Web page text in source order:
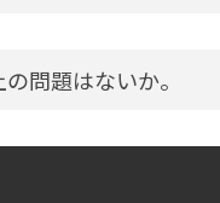
問題はないか。